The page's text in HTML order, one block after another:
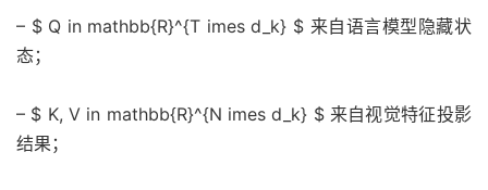
– $ Q in mathbb{R}^{T imes d_k} $ 来自语言模型隐藏状
态；
– $ K, V in mathbb{R}^{N imes d_k} $ 来自视觉特征投影
结果；